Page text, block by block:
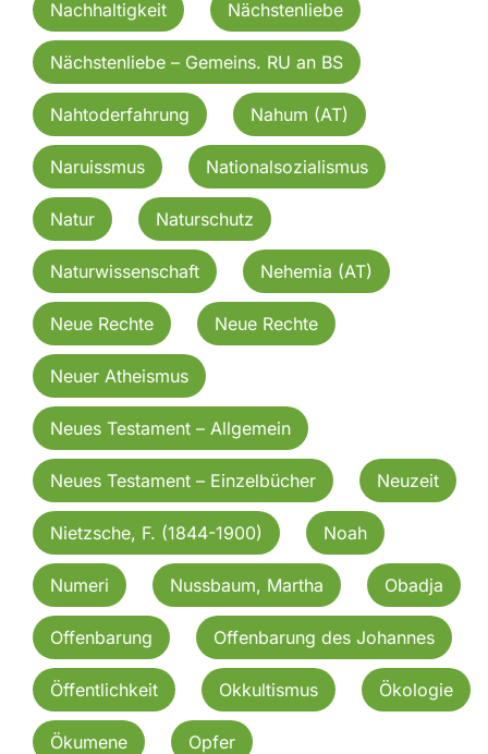
Nachhaltigkeit Nächstenliebe
Nächstenliebe – Gemeins. RU an BS
Nahtoderfahrung Nahum (AT)
Naruissmus Nationalsozialismus
Natur Naturschutz
Naturwissenschaft Nehemia (AT)
Neue Rechte Neue Rechte
Neuer Atheismus
Neues Testament – Allgemein
Neues Testament – Einzelbücher Neuzeit
Nietzsche, F. (1844-1900) Noah
Numeri Nussbaum, Martha Obadja
Offenbarung Offenbarung des Johannes
Öffentlichkeit Okkultismus Ökologie
Ökumene Opfer